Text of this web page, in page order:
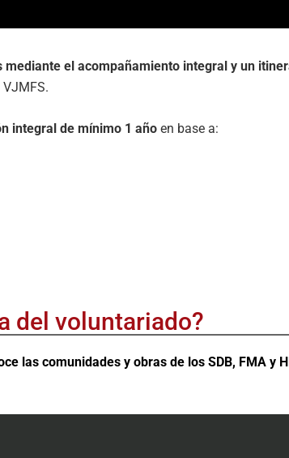
el acompañamiento integral y un
integral de mínimo 1 año en base a:
del voluntariado?
las comunidades y obras de los SDB, FMA y